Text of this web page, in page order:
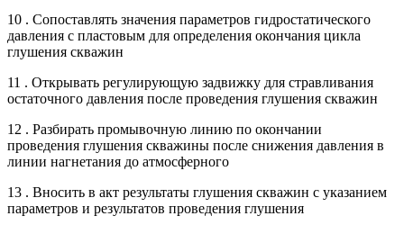
10 . Сопоставлять значения параметров гидростатического
давления с пластовым для определения окончания цикла
глушения скважин
11 . Открывать регулирующую задвижку для стравливания
остаточного давления после проведения глушения скважин
12 . Разбирать промывочную линию по окончании
проведения глушения скважины после снижения давления в
линии нагнетания до атмосферного
13 . Вносить в акт результаты глушения скважин с указанием
параметров и результатов проведения глушения